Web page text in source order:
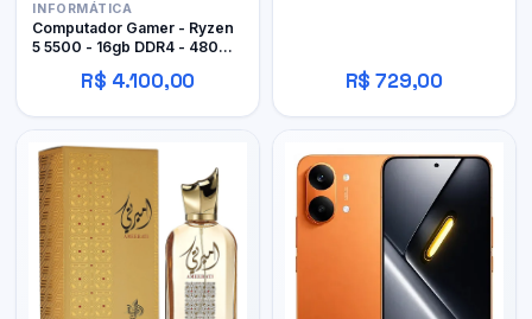
INFORMÁTICA
Computador Gamer - Ryzen
5 5500 - 16gb DDR4 - 480GB
SSD - RX 480 4gb
R$ 4.100,00 R$ 729,00